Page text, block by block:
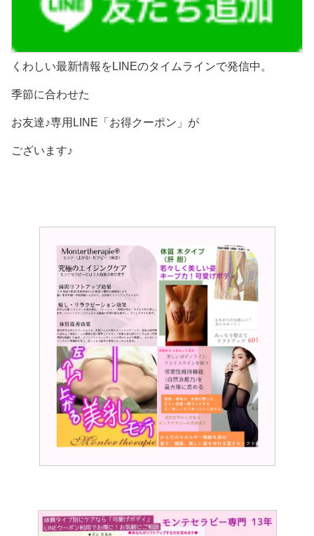
くわしい最新情報をLINEのタイムラインで発信中。
季節に合わせた
お友達♪専用LINE「お得クーポン」が
ございます♪